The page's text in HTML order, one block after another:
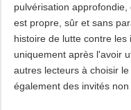
pulvérisation
est propre, sûr et sans
histoire de lutte contre
uniquement après l'avoir
autres lecteurs à choisir
également des invités non